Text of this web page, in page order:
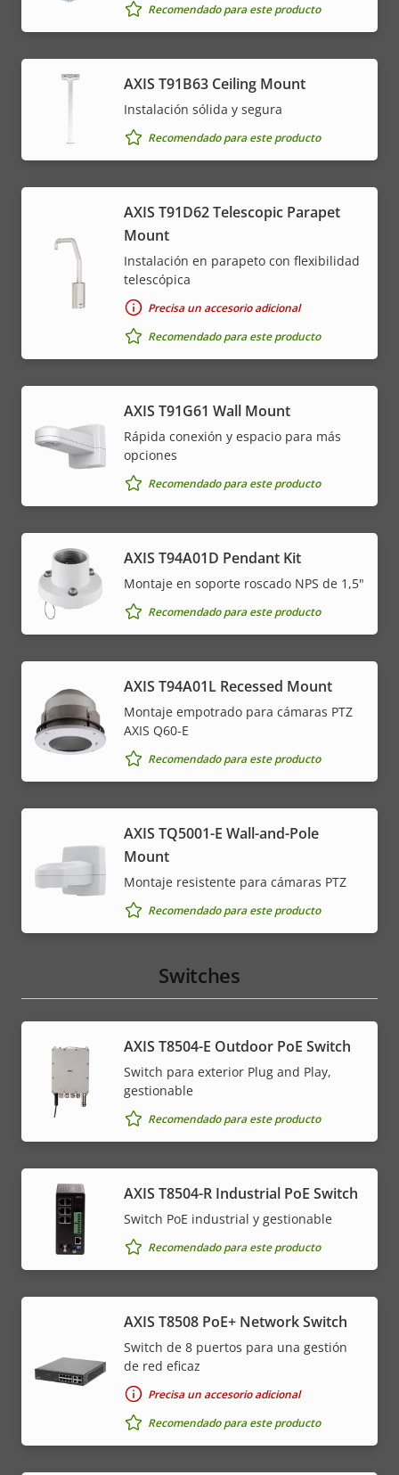
Recomendado para este producto
AXIS T91B63 Ceiling Mount
Instalación sólida y segura
Recomendado para este producto
AXIS T91D62 Telescopic Parapet
Mount
Instalación en parapeto con flexibilidad
telescópica
Precisa un accesorio adicional
Recomendado para este producto
AXIS T91G61 Wall Mount
Rápida conexión y espacio para más
opciones
Recomendado para este producto
AXIS T94A01D Pendant Kit
Montaje en soporte roscado NPS de 1,5"
Recomendado para este producto
AXIS T94A01L Recessed Mount
Montaje empotrado para cámaras PTZ
AXIS Q60-E
Recomendado para este producto
AXIS TQ5001-E Wall-and-Pole
Mount
Montaje resistente para cámaras PTZ
Recomendado para este producto
Switches
AXIS T8504-E Outdoor PoE Switch
Switch para exterior Plug and Play,
gestionable
Recomendado para este producto
AXIS T8504-R Industrial PoE Switch
Switch PoE industrial y gestionable
Recomendado para este producto
AXIS T8508 PoE+ Network Switch
Switch de 8 puertos para una gestión
de red eficaz
Precisa un accesorio adicional
Recomendado para este producto